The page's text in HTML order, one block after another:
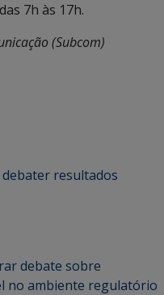
7h às 17h.
(Subcom)
debater resultados
debate sobre
no ambiente regulatório